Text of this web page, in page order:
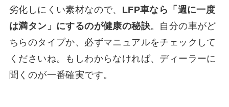
劣化しにくい素材なので、 LFP車なら「週に一度
は満タン」にするのが健康の秘訣。自分の車がど
ちらのタイプか、必ずマニュアルをチェックして
くださいね。もしわからなければ、ディーラーに
聞くのが一番確実です。